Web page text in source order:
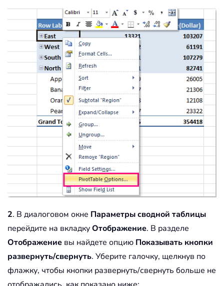
2. В диалоговом окне Параметры сводной таблицы
перейдите на вкладкуОтображение. В разделе
Отображение вы найдете опцию Показывать кнопки
развернуть/свернуть. Уберите галочку, щелкнув по
флажку, чтобы кнопки развернуть/свернуть больше не